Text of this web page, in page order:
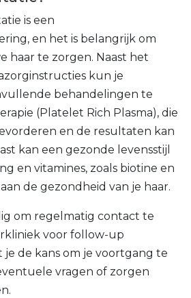
is een
en het is belangrijk om
haar te zorgen. Naast het
kun je
behandelingen te
(Platelet Rich Plasma), die
en de resultaten kan
kan een gezonde levensstijl
en vitamines, zoals biotine en
de gezondheid van je haar.
om regelmatig contact te
voor follow-up
je de kans om je voortgang te
vragen of zorgen